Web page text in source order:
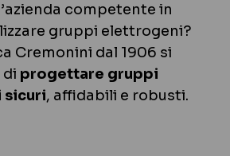
competente in
gruppi elettrogeni?
Cremonini dal 1906 si
di progettare gruppi
sicuri, affidabili e robusti.